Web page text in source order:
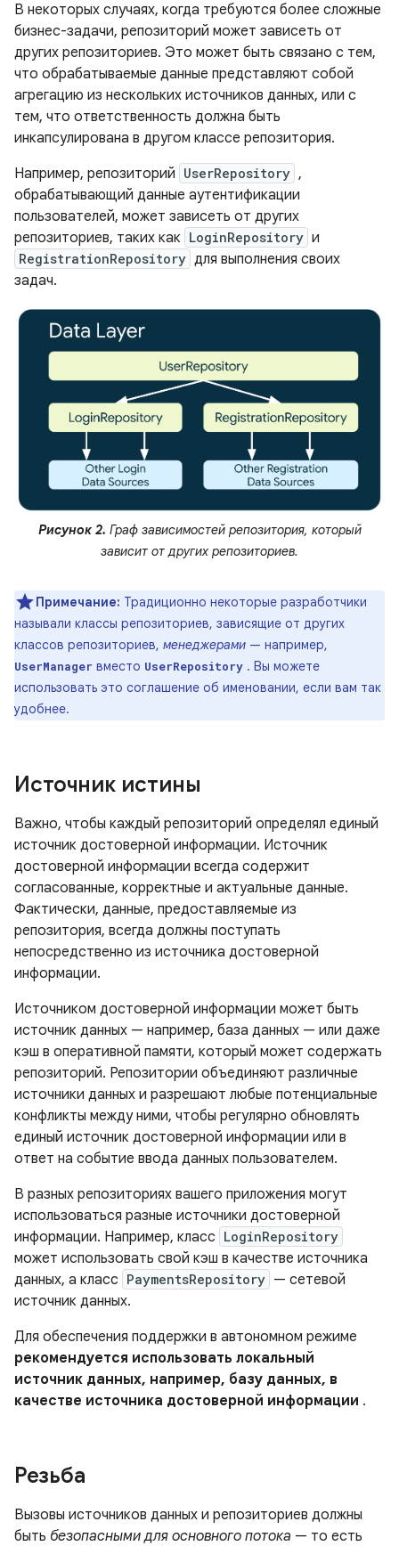
В некоторых случаях, когда требуются более сложные
бизнес-задачи, репозиторий может зависеть от
других репозиториев. Это может быть связано с тем,
что обрабатываемые данные представляют собой
агрегацию из нескольких источников данных, или с
тем, что ответственность должна быть
инкапсулирована в другом классе репозитория.
Например, репозиторий UserRepository ,
обрабатывающий данные аутентификации
пользователей, может зависеть от других
репозиториев, таких как LoginRepository и
RegistrationRepository для выполнения своих
задач.
Рисунок 2. Граф зависимостей репозитория, который
зависит от других репозиториев.
Примечание: Традиционно некоторые разработчики
называли классы репозиториев, зависящие от других
классов репозиториев, менеджерами — например,
UserManager вместо UserRepository . Вы можете
использовать это соглашение об именовании, если вам так
удобнее.
Источник истины
Важно, чтобы каждый репозиторий определял единый
источник достоверной информации. Источник
достоверной информации всегда содержит
согласованные, корректные и актуальные данные.
Фактически, данные, предоставляемые из
репозитория, всегда должны поступать
непосредственно из источника достоверной
информации.
Источником достоверной информации может быть
источник данных — например, база данных — или даже
кэш в оперативной памяти, который может содержать
репозиторий. Репозитории объединяют различные
источники данных и разрешают любые потенциальные
конфликты между ними, чтобы регулярно обновлять
единый источник достоверной информации или в
ответ на событие ввода данных пользователем.
В разных репозиториях вашего приложения могут
использоваться разные источники достоверной
информации. Например, класс LoginRepository
может использовать свой кэш в качестве источника
данных, а класс PaymentsRepository — сетевой
источник данных.
Для обеспечения поддержки в автономном режиме
рекомендуется использовать локальный
источник данных, например, базу данных, в
качестве источника достоверной информации .
Резьба
Вызовы источников данных и репозиториев должны
быть безопасными для основного потока — то есть